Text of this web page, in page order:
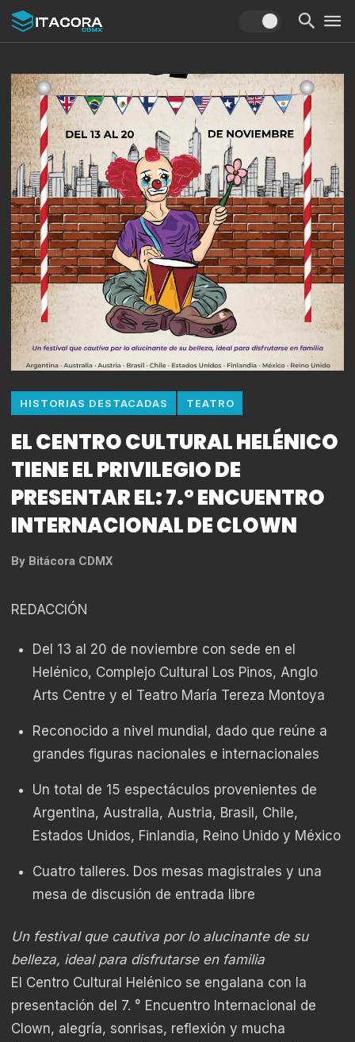
HISTORIAS DESTACADAS TEATRO
EL CENTRO CULTURAL HELÉNICO
TIENE EL PRIVILEGIO DE
PRESENTAR EL: 7.° ENCUENTRO
INTERNACIONAL DE CLOWN
By Bitácora CDMX
REDACCIÓN
Del 13 al 20 de noviembre con sede en el
Helénico, Complejo Cultural Los Pinos, Anglo
Arts Centre y el Teatro María Tereza Montoya
Reconocido a nivel mundial, dado que reúne a
grandes figuras nacionales e internacionales
Un total de 15 espectáculos provenientes de
Argentina, Australia, Austria, Brasil, Chile,
Estados Unidos, Finlandia, Reino Unido y México
Cuatro talleres. Dos mesas magistrales y una
mesa de discusión de entrada libre
Un festival que cautiva por lo alucinante de su
belleza, ideal para disfrutarse en familia
El Centro Cultural Helénico se engalana con la
presentación del 7. ° Encuentro Internacional de
Clown, alegría, sonrisas, reflexión y mucha